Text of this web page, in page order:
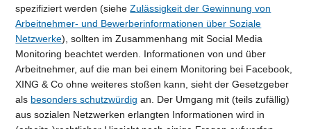
spezifiziert werden (sieheZulässigkeit der Gewinnung von
Arbeitnehmer- und Bewerberinformationen über Soziale
Netzwerke), sollten im Zusammenhang mit Social Media
Monitoring beachtet werden. Informationen von und über
Arbeitnehmer, auf die man bei einem Monitoring bei Facebook,
XING & Co ohne weiteres stoßen kann, sieht der Gesetzgeber
als besonders schutzwürdig an. Der Umgang mit (teils zufällig)
aus sozialen Netzwerken erlangten Informationen wird in